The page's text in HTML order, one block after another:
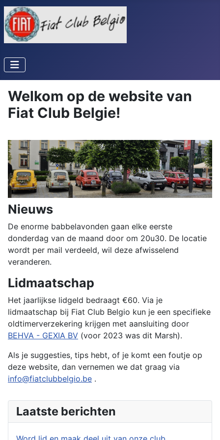
Welkom op de website van
Fiat Club Belgie!
Nieuws
De enorme babbelavonden gaan elke eerste
donderdag van de maand door om 20u30. De locatie
wordt per mail verdeeld, wil deze afwisselend
veranderen.
Lidmaatschap
Het jaarlijkse lidgeld bedraagt ​​€60. Via je
lidmaatschap bij Fiat Club Belgio kun je een specifieke
oldtimerverzekering krijgen met aansluiting door
BEHVA - GEXIA BV (voor 2023 was dit Marsh).
Als je suggesties, tips hebt, of je komt een foutje op
deze website, dan vernemen we dat graag via
info@fiatclubbelgio.be .
Laatste berichten